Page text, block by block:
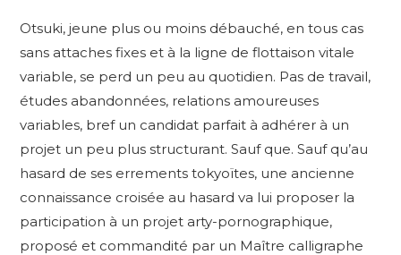
Otsuki, jeune plus ou moins débauché, en tous cas
sans attaches fixes et à la ligne de flottaison vitale
variable, se perd un peu au quotidien. Pas de travail,
études abandonnées, relations amoureuses
variables, bref un candidat parfait à adhérer à un
projet un peu plus structurant. Sauf que. Sauf qu’au
hasard de ses errements tokyoïtes, une ancienne
connaissance croisée au hasard va lui proposer la
participation à un projet arty-pornographique,
proposé et commandité par un Maître calligraphe